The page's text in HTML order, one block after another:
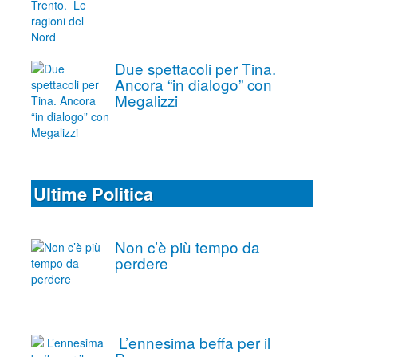
Due spettacoli per Tina.
Ancora “in dialogo” con
Megalizzi
Ultime Politica
Non c’è più tempo da
perdere
L’ennesima beffa per il